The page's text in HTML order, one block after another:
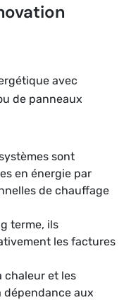
avec
de panneaux
sont
en énergie par
de chauffage
terme, ils
les factures
chaleur et les
dépendance aux